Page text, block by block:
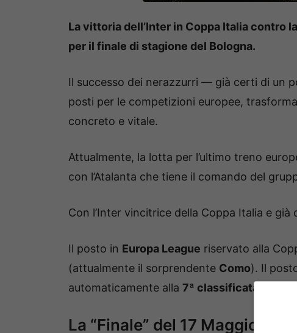
La vittoria dell’Inter in Coppa Italia contro
per il finale di stagione del Bologna.
Il successo dei nerazzurri — già certi di un
posti per le competizioni europee,
concreto e vitale.
Attualmente, la lotta per l’ultimo treno
con l’Atalanta che tiene il comando del
Con l’Inter vincitrice della Coppa Italia e
Il posto in Europa League riservato alla
(attualmente il sorprendente Como). Il
automaticamente alla 7ª classificata
La “Finale” del 17 Maggio: